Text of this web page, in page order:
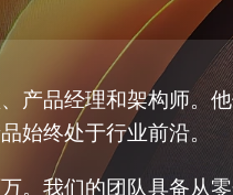
产品经理和架构师。
始终处于行业前沿。
。我们的团队具备从